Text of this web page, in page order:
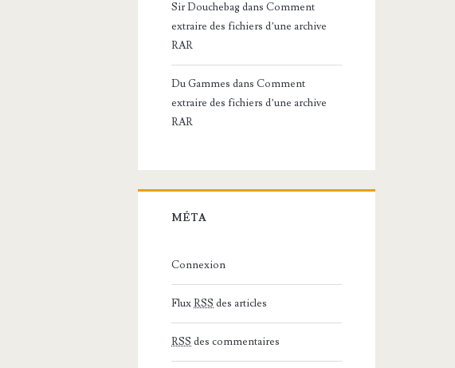
Sir DouchebagdansComment
extraire des fichiers d’une archive
RAR
Du Gammes dansComment
extraire des fichiers d’une archive
RAR
MÉTA
Connexion
FluxRSS des articles
RSS des commentaires